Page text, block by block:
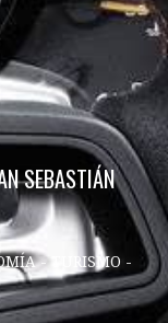
SEBASTIÁN
- TURISMO -